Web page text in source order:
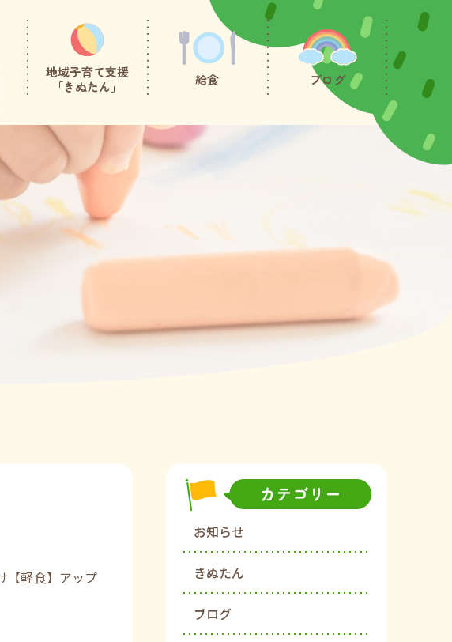
地域子育て支援
「きぬたん」
給食 ブログ
【軽食】アップ
お知らせ
きぬたん
ブログ